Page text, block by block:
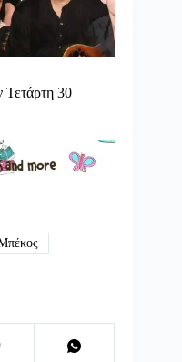
Τετάρτη 30